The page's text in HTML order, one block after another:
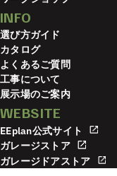
INFO
選び方ガイド
カタログ
よくあるご質問
工事について
展示場のご案内
WEBSITE
EEplan公式サイト
ガレージストア
ガレージドアストア